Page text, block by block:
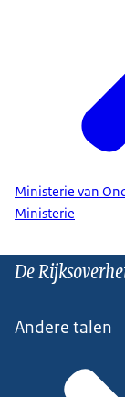
Ministerie van
Ministerie
De
Andere talen